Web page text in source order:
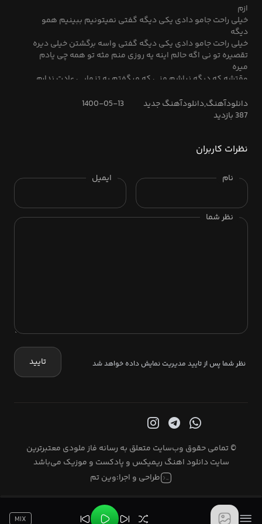
ازم
خیلی راحت جامو دادی یکی دیگه گفتی نمیتونیم ببینیم همو
دیگه
خیلی راحت جامو دادی یکی دیگه گفتی واسه برگشتن خیلی دیره
تقصیره تو نی اگه حالم اینه یه روزی منم مثه تو همه چی یادم
میره
وقتشه که دیگه نباشم منی که میگفتم به تنهایی عادت ندارم
میگفتی همه هستیمه
آخرم رفتی کاراتو کردی برو هر جا که میخوای ولی من نمیبخشمت
آخرم رفتی کاراتو کردی برو هر جا که میخوای ولی من نمیبخشمت
دانلودآهنگ,دانلودآهنگ جدید
1400-05-13
387 بازدید
نظرات کاربران
نام ایمیل
نظر شما
نظر شما پس از تایید مدیریت نمایش داده خواهد شد تایید
© تمامی حقوق وب‌سایت متعلق به رسانه فاز ملودی معتبرترین
سایت دانلود اهنگ ریمیکس و پادکست و موزیک می‌باشد
طراحی و اجرا:وین تم
MIX